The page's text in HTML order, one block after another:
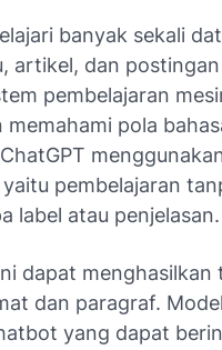
banyak sekali
artikel, dan
pembelajaran
pola
pembelajaran
label atau penjelasan.
dapat menghasilkan
dan paragraf.
yang dapat